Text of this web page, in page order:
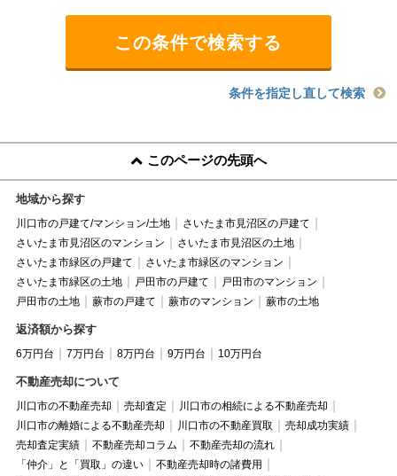
条件を指定し直して検索
このページの先頭へ
地域から探す
川口市の戸建て/マンション/土地
さいたま市見沼区の戸建て
さいたま市見沼区のマンション
さいたま市見沼区の土地
さいたま市緑区の戸建て
さいたま市緑区のマンション
さいたま市緑区の土地
戸田市の戸建て
戸田市のマンション
戸田市の土地
蕨市の戸建て 蕨市のマンション 蕨市の土地
返済額から探す
6万円台 7万円台 8万円台 9万円台 10万円台
不動産売却について
川口市の不動産売却 売却査定
川口市の相続による不動産売却
川口市の離婚による不動産売却
川口市の不動産買取
売却成功実績
売却査定実績
不動産売却コラム
不動産売却の流れ
「仲介」と「買取」の違い
不動産売却時の諸費用